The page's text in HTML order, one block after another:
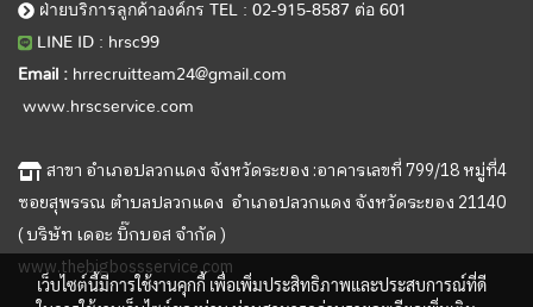
ฝ่ายบริการลูกค้าองค์กร TEL : 02-915-8587 ต่อ 601
LINE ID : hrsc99
Email : hrrecruitteam24@gmail.com
www.hrscservice.com
สาขา อำเภอปลวกแดง จังหวัดระยอง :อาคารเลขที่ 799/18 หมู่ที่4
ซอยสุพรรณ ตำบลปลวกแดง อำเภอปลวกแดง จังหวัดระยอง 21140
( บริษัท เดอะ บิ๊กบอส จำกัด )
www.thebigbossservice.com
เว็บไซต์นี้มีการใช้งานคุกกี้ เพื่อเพิ่มประสิทธิภาพและประสบการณ์ที่ดี